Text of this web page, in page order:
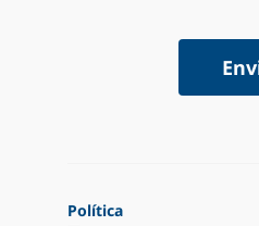
Política